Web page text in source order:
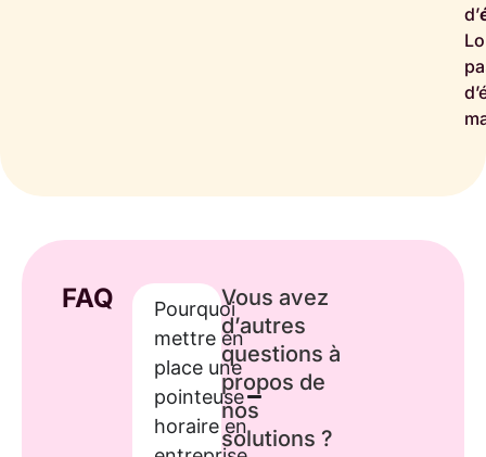
d’
FAQ
Pourquoi
mettre en
place une
pointeuse
horaire en
Vous avez
d’autres
questions à
propos de
nos
solutions ?